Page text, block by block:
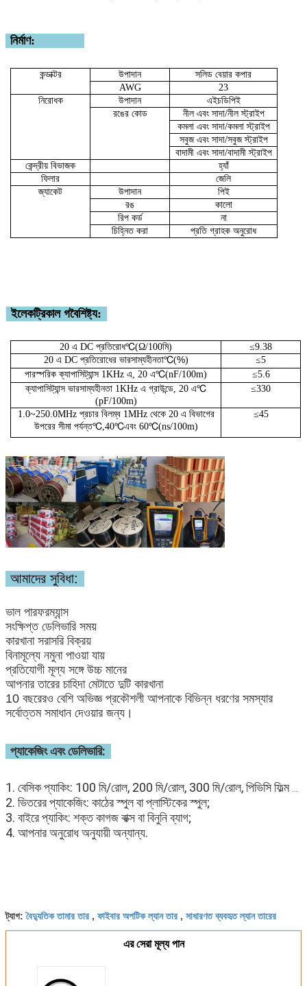
নির্মাণ:
কন্ডাক্টর উপাদান
সলিড বেয়ার কপার
AWG
23
নিরোধক
উপাদান
এইচডিপিই
রঙের কোড
নীল এবং সাদা/নীল স্ট্রাইপ
কমলা এবং সাদা/কমলা স্ট্রাইপ
সবুজ এবং সাদা/সবুজ স্ট্রাইপ
বাদামী এবং সাদা/বাদামী স্ট্রাইপ
কেন্দ্রীয় বিভাজক
হ্যাঁ
ফিলার
জেলি
জ্যাকেট
উপাদান
পিই
রঙ
কালো
রিপ কর্ড
না
চিহ্নিত করা
প্রতি গ্রাহক অনুরোধ
ইলেকট্রিকাল গবৈশিষ্ট্য:
20 এ DC প্রতিরোধ℃(Ω/100মি)
≤9.38
20 এ DC প্রতিরোধের ভারসাম্যহীনতা℃(%)
≤5
পারস্পরিক ক্যাপাসিট্যান্স 1KHz এ, 20 এ℃(nF/100m)
≤5.6
ক্যাপাসিট্যান্স ভারসাম্যহীনতা 1KHz এ গ্রাউন্ডে, 20 এ℃
(pF/100m)
≤330
1.0~250.0MHz প্রচার বিলম্ব 1MHz থেকে 20 এ বিভাগের
উপরের সীমা পর্যন্ত℃,40℃এবং 60℃(ns/100m)
≤45
আমাদের সুবিধা:
ভাল পারফরম্যান্স
সংক্ষিপ্ত ডেলিভারি সময়
কারখানা সরাসরি বিক্রয়
বিনামূল্যে নমুনা পাওয়া যায়
প্রতিযোগী মূল্য সঙ্গে উচ্চ মানের
আপনার তারের চাহিদা মেটাতে দুটি কারখানা
10 বছরেরও বেশি অভিজ্ঞ প্রকৌশলী আপনাকে বিভিন্ন ধরণের সমস্যার
সর্বোত্তম সমাধান দেওয়ার জন্য।
প্যাকেজিং এবং ডেলিভারি:
1. বেসিক প্যাকিং: 100 মি/রোল, 200 মি/রোল, 300 মি/রোল, পিভিসি ফিল্ম প্যাকিং দ্বারা প্রতি রোল;
2. ভিতরের প্যাকেজিং: কাঠের স্পুল বা প্লাস্টিকের স্পুল;
3. বাইরে প্যাকিং: শক্ত কাগজ বাক্স বা বিনুনি ব্যাগ;
4. আপনার অনুরোধ অনুযায়ী অন্যান্য.
ট্যাগ:বৈদ্যুতিক তামার তার , ফাইবার অপটিক ল্যান তার , সাধারণত ব্যবহৃত ল্যান তারের
এর সেরা মূল্য পান